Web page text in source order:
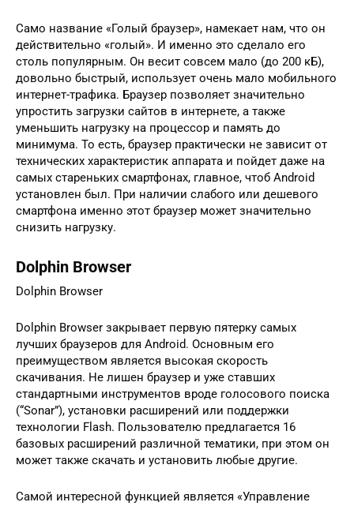
Само название «Голый браузер», намекает нам, что он
действительно «голый». И именно это сделало его
столь популярным. Он весит совсем мало (до 200 кБ),
довольно быстрый, использует очень мало мобильного
интернет-трафика. Браузер позволяет значительно
упростить загрузки сайтов в интернете, а также
уменьшить нагрузку на процессор и память до
минимума. То есть, браузер практически не зависит от
технических характеристик аппарата и пойдет даже на
самых стареньких смартфонах, главное, чтоб Android
установлен был. При наличии слабого или дешевого
смартфона именно этот браузер может значительно
снизить нагрузку.
Dolphin Browser
Dolphin Browser
Dolphin Browser закрывает первую пятерку самых
лучших браузеров для Android. Основным его
преимуществом является высокая скорость
скачивания. Не лишен браузер и уже ставших
стандартными инструментов вроде голосового поиска
(“Sonar”), установки расширений или поддержки
технологии Flash. Пользователю предлагается 16
базовых расширений различной тематики, при этом он
может также скачать и установить любые другие.
Самой интересной функцией является «Управление